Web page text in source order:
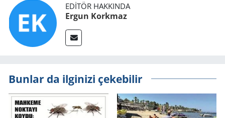
EDITÖR HAKKINDA
Ergun Korkmaz
Bunlar da ilginizi çekebilir